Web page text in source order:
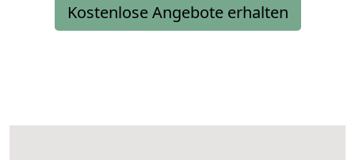
Kostenlose Angebote erhalten